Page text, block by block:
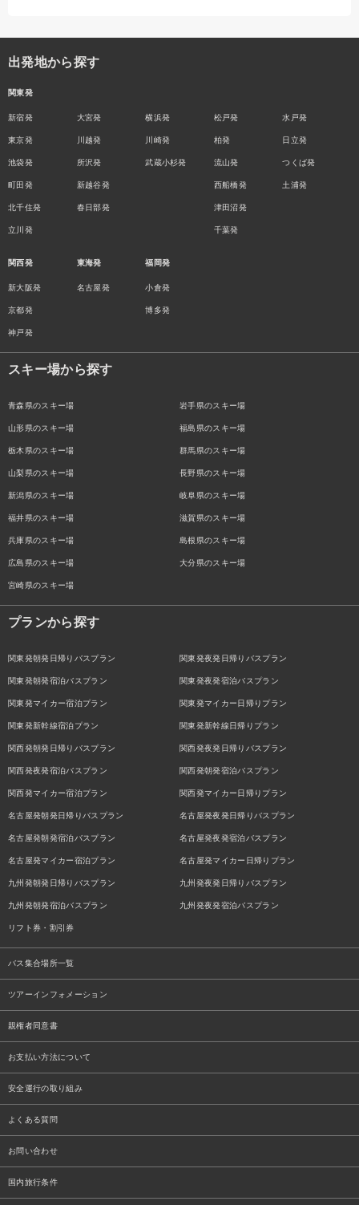
出発地から探す
関東発
新宿発
東京発
池袋発
町田発
北千住発
立川発
大宮発
川越発
所沢発
新越谷発
春日部発
横浜発
川崎発
武蔵小杉発
松戸発
柏発
流山発
西船橋発
津田沼発
千葉発
水戸発
日立発
つくば発
土浦発
関西発
新大阪発
京都発
神戸発
東海発
名古屋発
福岡発
小倉発
博多発
スキー場から探す
青森県のスキー場 岩手県のスキー場
山形県のスキー場 福島県のスキー場
栃木県のスキー場 群馬県のスキー場
山梨県のスキー場 長野県のスキー場
新潟県のスキー場 岐阜県のスキー場
福井県のスキー場 滋賀県のスキー場
兵庫県のスキー場 島根県のスキー場
広島県のスキー場 大分県のスキー場
宮崎県のスキー場
プランから探す
関東発朝発日帰りバスプラン 関東発夜発日帰りバスプラン
関東発朝発宿泊バスプラン 関東発夜発宿泊バスプラン
関東発マイカー宿泊プラン 関東発マイカー日帰りプラン
関東発新幹線宿泊プラン 関東発新幹線日帰りプラン
関西発朝発日帰りバスプラン 関西発夜発日帰りバスプラン
関西発夜発宿泊バスプラン 関西発朝発宿泊バスプラン
関西発マイカー宿泊プラン 関西発マイカー日帰りプラン
名古屋発朝発日帰りバスプラン 名古屋発夜発日帰りバスプラン
名古屋発朝発宿泊バスプラン 名古屋発夜発宿泊バスプラン
名古屋発マイカー宿泊プラン 名古屋発マイカー日帰りプラン
九州発朝発日帰りバスプラン 九州発夜発日帰りバスプラン
九州発朝発宿泊バスプラン 九州発夜発宿泊バスプラン
リフト券・割引券
バス集合場所一覧
ツアーインフォメーション
親権者同意書
お支払い方法について
安全運行の取り組み
よくある質問
お問い合わせ
国内旅行条件